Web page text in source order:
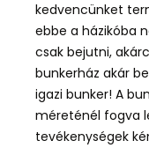
kedvencünket
ebbe a házikóba
csak bejutni,
bunkerház akár
igazi bunker! A
méreténél fogva
tevékenységek